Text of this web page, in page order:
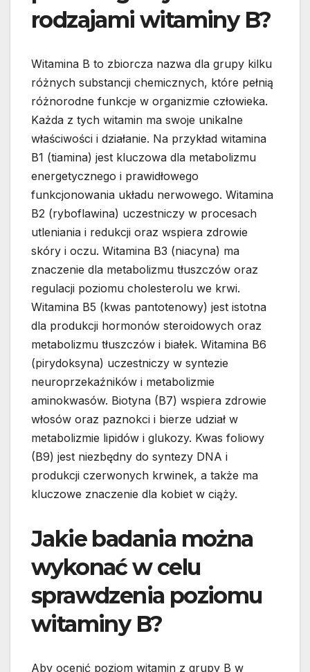
rodzajami witaminy B?
Witamina B to zbiorcza nazwa dla grupy kilku
różnych substancji chemicznych, które pełnią
różnorodne funkcje w organizmie człowieka.
Każda z tych witamin ma swoje unikalne
właściwości i działanie. Na przykład witamina
B1 (tiamina) jest kluczowa dla metabolizmu
energetycznego i prawidłowego
funkcjonowania układu nerwowego. Witamina
B2 (ryboflawina) uczestniczy w procesach
utleniania i redukcji oraz wspiera zdrowie
skóry i oczu. Witamina B3 (niacyna) ma
znaczenie dla metabolizmu tłuszczów oraz
regulacji poziomu cholesterolu we krwi.
Witamina B5 (kwas pantotenowy) jest istotna
dla produkcji hormonów steroidowych oraz
metabolizmu tłuszczów i białek. Witamina B6
(pirydoksyna) uczestniczy w syntezie
neuroprzekaźników i metabolizmie
aminokwasów. Biotyna (B7) wspiera zdrowie
włosów oraz paznokci i bierze udział w
metabolizmie lipidów i glukozy. Kwas foliowy
(B9) jest niezbędny do syntezy DNA i
produkcji czerwonych krwinek, a także ma
kluczowe znaczenie dla kobiet w ciąży.
Jakie badania można
wykonać w celu
sprawdzenia poziomu
witaminy B?
Aby ocenić poziom witamin z grupy B w